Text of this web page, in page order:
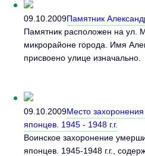
09.10.2009Памятник
Памятник расположен на ул.
микрорайоне города. Имя
присвоено улице изначально.
09.10.2009Место
японцев. 1945 - 1948 г.г.
Воинское захоронение
японцев. 1945-1948 г.г.,